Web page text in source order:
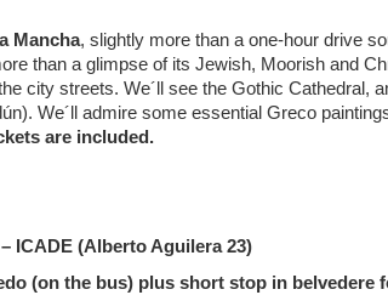
Mancha, slightly more than a one-hour drive
than a glimpse of its Jewish, Moorish and
city streets. We´ll see the Gothic Cathedral,
We´ll admire some essential Greco
are included.
ICADE (Alberto Aguilera 23)
(on the bus) plus short stop in belvedere